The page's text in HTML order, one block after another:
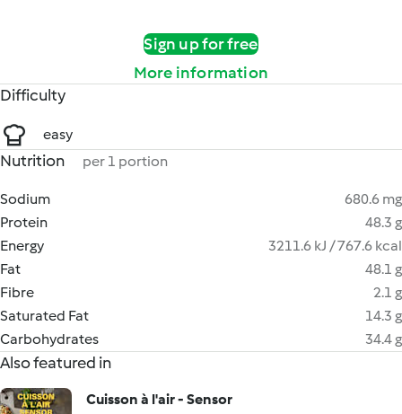
Sign up for free
More information
Difficulty
easy
Nutrition per 1 portion
Sodium
680.6 mg
Protein
48.3 g
Energy
3211.6 kJ / 767.6 kcal
Fat
48.1 g
Fibre
2.1 g
Saturated Fat
14.3 g
Carbohydrates
34.4 g
Also featured in
Cuisson à l'air - Sensor